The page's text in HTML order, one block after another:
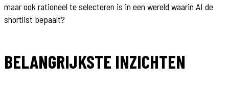
maar ook rationeel te selecteren is in een wereld waarin AI de
shortlist bepaalt?
BELANGRIJKSTE INZICHTEN